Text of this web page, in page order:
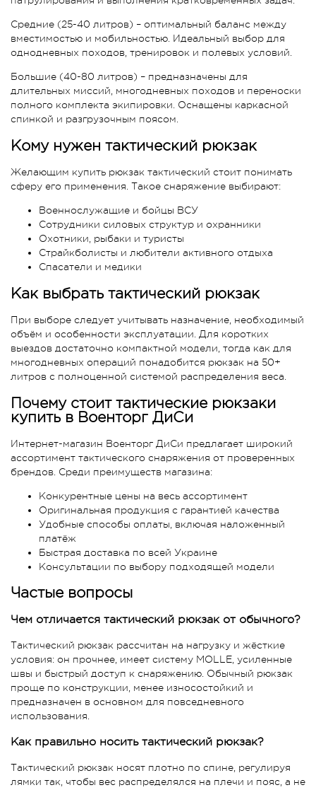
Средние (25-40 литров) – оптимальный баланс между
вместимостью и мобильностью. Идеальный выбор для
однодневных походов, тренировок и полевых условий.
Большие (40-80 литров) – предназначены для
длительных миссий, многодневных походов и переноски
полного комплекта экипировки. Оснащены каркасной
спинкой и разгрузочным поясом.
Кому нужен тактический рюкзак
Желающим купить рюкзак тактический стоит понимать
сферу его применения. Такое снаряжение выбирают:
Военнослужащие и бойцы ВСУ
Сотрудники силовых структур и охранники
Охотники, рыбаки и туристы
Страйкболисты и любители активного отдыха
Спасатели и медики
Как выбрать тактический рюкзак
При выборе следует учитывать назначение, необходимый
объём и особенности эксплуатации. Для коротких
выездов достаточно компактной модели, тогда как для
многодневных операций понадобится рюкзак на 50+
литров с полноценной системой распределения веса.
Почему стоит тактические рюкзаки
купить в Военторг ДиСи
Интернет-магазин Военторг ДиСи предлагает широкий
ассортимент тактического снаряжения от проверенных
брендов. Среди преимуществ магазина:
Конкурентные цены на весь ассортимент
Оригинальная продукция с гарантией качества
Удобные способы оплаты, включая наложенный
платёж
Быстрая доставка по всей Украине
Консультации по выбору подходящей модели
Частые вопросы
Чем отличается тактический рюкзак от обычного?
Тактический рюкзак рассчитан на нагрузку и жёсткие
условия: он прочнее, имеет систему MOLLE, усиленные
швы и быстрый доступ к снаряжению. Обычный рюкзак
проще по конструкции, менее износостойкий и
предназначен в основном для повседневного
использования.
Как правильно носить тактический рюкзак?
Тактический рюкзак носят плотно по спине, регулируя
лямки так, чтобы вес распределялся на плечи и пояс, а не